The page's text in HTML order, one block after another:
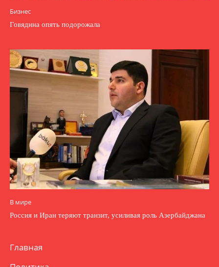
Бизнес
Говядина опять подорожала
В мире
Россия и Иран теряют транзит, усиливая роль Азербайджана
Главная